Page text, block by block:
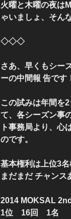
火曜と木曜の夜は
ゃいましょ、そん
◇◇◇
さあ、早くもシー
ーの中間報 告で
この試みは年間を
て、各シーズン事
ト事務局より、心
のです。
基本権利は上位3
まだまだ チャンス
2014 MOKSAL
1位 16回 1名